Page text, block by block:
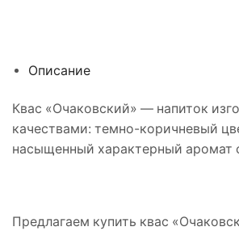
Описание
Квас «Очаковский» — напиток
качествами: темно-коричневый
насыщенный характерный аромат
Предлагаем купить квас